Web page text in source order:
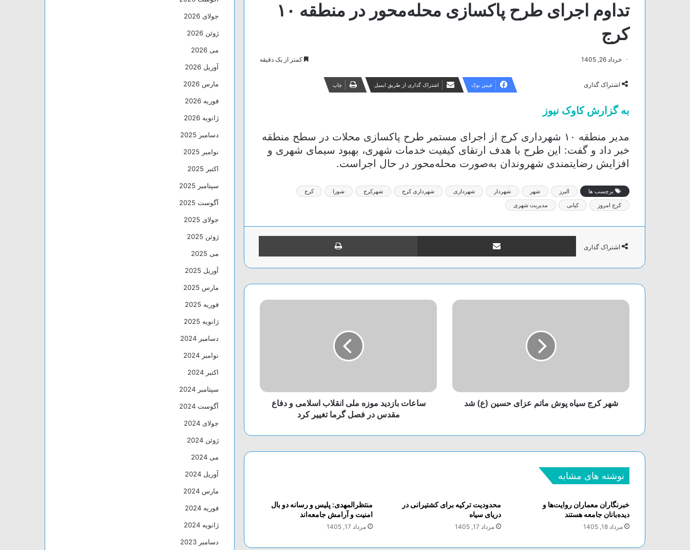
تداوم اجرای طرح پاکسازی محله‌محور در منطقه ۱۰
کرج
خرداد 26, 1405 کمتر از یک دقیقه
اشتراک گذاری فیس بوک اشتراک گذاری از طریق ایمیل چاپ
به گزارش کاوک نیوز
مدیر منطقه ۱۰ شهرداری کرج از اجرای مستمر طرح پاکسازی محلات در سطح منطقه
خبر داد و گفت: این طرح با هدف ارتقای کیفیت خدمات شهری، بهبود سیمای شهری و
افزایش رضایتمندی شهروندان به‌صورت محله‌محور در حال اجراست.
برچسب ها البرز شهر شهردار شهرداری شهرداری کرج شهرکرج شورا
کرج
کرج امروز
کیانی مدیریت شهری
اشتراک گذاری
اشتراک گذاری از طریق ایمیل
شهر کرج سیاه پوش ماتم عزای حسین (ع) شد
ساعات بازدید موزه ملی انقلاب اسلامی و دفاع
مقدس در فصل گرما تغییر کرد
نوشته های مشابه
خبرنگاران معماران روایت‌ها و
دیده‌بانان جامعه هستند
مرداد 18, 1405
محدودیت ترکیه برای کشتیرانی در
دریای سیاه
مرداد 17, 1405
منتظرالمهدی: پلیس و رسانه دو بال
امنیت و آرامش جامعه‌اند
مرداد 17, 1405
جولای 2026
ژوئن 2026
می 2026
آوریل 2026
مارس 2026
فوریه 2026
ژانویه 2026
دسامبر 2025
نوامبر 2025
اکتبر 2025
سپتامبر 2025
آگوست 2025
جولای 2025
ژوئن 2025
می 2025
آوریل 2025
مارس 2025
فوریه 2025
ژانویه 2025
دسامبر 2024
نوامبر 2024
اکتبر 2024
سپتامبر 2024
آگوست 2024
جولای 2024
ژوئن 2024
می 2024
آوریل 2024
مارس 2024
فوریه 2024
ژانویه 2024
دسامبر 2023